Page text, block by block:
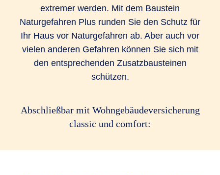
extremer werden. Mit dem Baustein
Naturgefahren Plus runden Sie den Schutz für
Ihr Haus vor Naturgefahren ab. Aber auch vor
vielen anderen Gefahren können Sie sich mit
den entsprechenden Zusatzbausteinen
schützen.
Abschließbar mit Wohngebäudeversicherung
classic und comfort: